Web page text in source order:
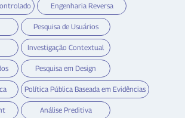
Engenharia Reversa
Pesquisa de Usuários
Investigação Contextual
Pesquisa em Design
Política Pública Baseada em Evidências
Análise Preditiva